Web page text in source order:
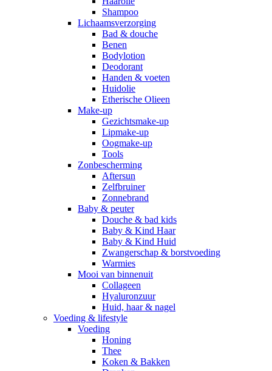
Shampoo
Lichaamsverzorging
Bad & douche
Benen
Bodylotion
Deodorant
Handen & voeten
Huidolie
Etherische Olieen
Make-up
Gezichtsmake-up
Lipmake-up
Oogmake-up
Tools
Zonbescherming
Aftersun
Zelfbruiner
Zonnebrand
Baby & peuter
Douche & bad kids
Baby & Kind Haar
Baby & Kind Huid
Zwangerschap & borstvoeding
Warmies
Mooi van binnenuit
Collageen
Hyaluronzuur
Huid, haar & nagel
Voeding & lifestyle
Voeding
Honing
Thee
Koken & Bakken